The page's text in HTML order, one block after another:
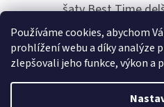
Používáme cookies, abychom
prohlížení webu a díky analýze
zlepšovali jeho funkce, výkon a
šaty Best Time
Hodnocení produktu je
| Renata
Super už jsem zakoupila v m8nul8sti